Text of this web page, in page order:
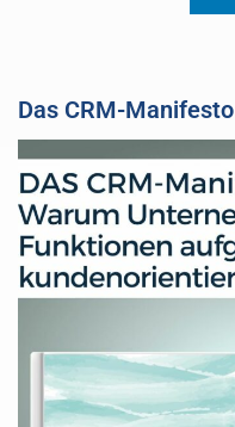
Das CRM-Manifesto